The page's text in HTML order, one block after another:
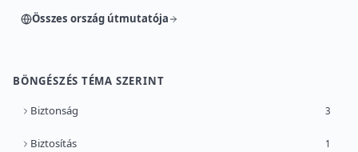
Összes ország útmutatója
BÖNGÉSZÉS TÉMA SZERINT
Biztonság 3
Biztosítás 1